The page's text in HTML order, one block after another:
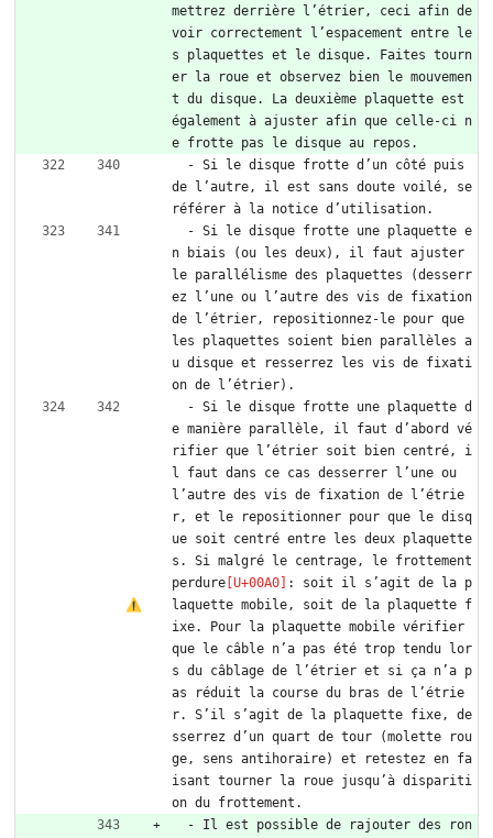
mettrez derrière l’étrier, ceci afin de
voir correctement l’espacement entre le
s plaquettes et le disque. Faites tourn
er la roue et observez bien le mouvemen
t du disque. La deuxième plaquette est
également à ajuster afin que celle-ci n
e frotte pas le disque au repos.
de l’autre, il est sans doute voilé, se
référer à la notice d’utilisation.
n biais (ou les deux), il faut ajuster
le parallélisme des plaquettes (desserr
ez l’une ou l’autre des vis de fixation
de l’étrier, repositionnez-le pour que
les plaquettes soient bien parallèles a
u disque et resserrez les vis de fixati
on de l’étrier).
e manière parallèle, il faut d’abord vé
rifier que l’étrier soit bien centré, i
l faut dans ce cas desserrer l’une ou
l’autre des vis de fixation de l’étrie
r, et le repositionner pour que le disq
ue soit centré entre les deux plaquette
s. Si malgré le centrage, le frottement
perdure
: soit il s’agit de la p
laquette mobile, soit de la plaquette f
ixe. Pour la plaquette mobile vérifier
que le câble n’a pas été trop tendu lor
s du câblage de l’étrier et si ça n’a p
as réduit la course du bras de l’étrie
r. S’il s’agit de la plaquette fixe, de
sserrez d’un quart de tour (molette rou
ge, sens antihoraire) et retestez en fa
isant tourner la roue jusqu’à dispariti
on du frottement.